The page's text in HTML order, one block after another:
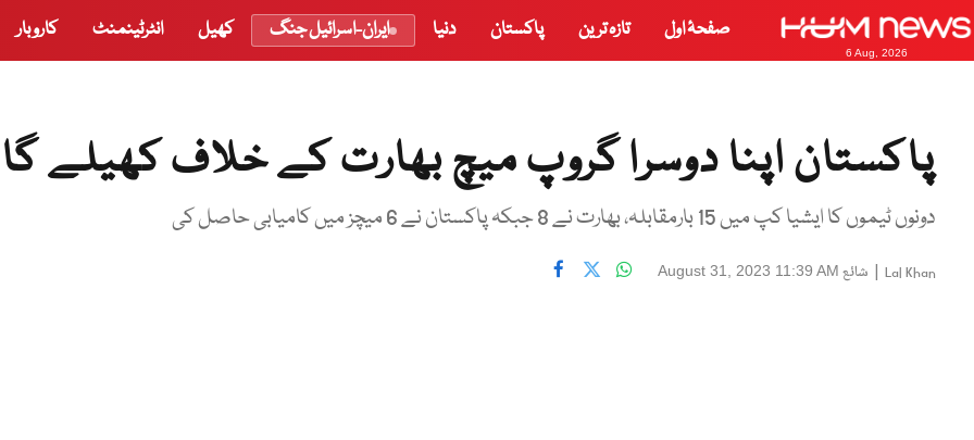
6 Aug, 2026
صفحۂ اول تازہ ترین پاکستان دنیا ایران-اسرائیل جنگ کھیل انٹرٹینمنٹ کاروبار
پاکستان اپنا دوسرا گروپ میچ بھارت کے خلاف کھیلے گا
دونوں ٹیموں کا ایشیا کپ میں 15 بارمقابلہ، بھارت نے 8 جبکہ پاکستان نے 6 میچز میں کامیابی حاصل کی
Lal Khan
| شائع August 31, 2023 11:39 AM